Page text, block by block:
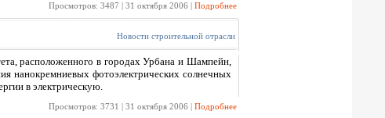
Просмотров: 3487 | 31 октября 2006 | Подробнее
Новости строительной отрасли
расположенного в городах Урбана и Шампейн,
нанокремниевых фотоэлектрических солнечных
в электрическую.
Просмотров: 3731 | 31 октября 2006 | Подробнее